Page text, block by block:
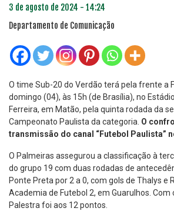
3 de agosto de 2024 - 14:24
Departamento de Comunicação
O time Sub-20 do Verdão terá pela frente a
domingo (04), às 15h (de Brasília), no
Ferreira, em Matão, pela quinta rodada da
Campeonato Paulista da categoria. O
transmissão do canal “Futebol Paulista”
O Palmeiras assegurou a classificação à
do grupo 19 com duas rodadas de
Ponte Preta por 2 a 0, com gols de Thalys e
Academia de Futebol 2, em Guarulhos. Com
Palestra foi aos 12 pontos.